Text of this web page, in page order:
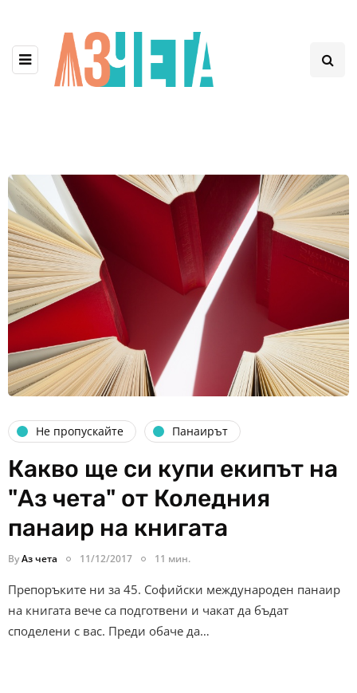
Не пропускайте Панаирът
Какво ще си купи екипът на
"Аз чета" от Коледния
панаир на книгата
ByАз чета 11/12/2017 11 мин.
Препоръките ни за 45. Софийски международен панаир
на книгата вече са подготвени и чакат да бъдат
споделени с вас. Преди обаче да…